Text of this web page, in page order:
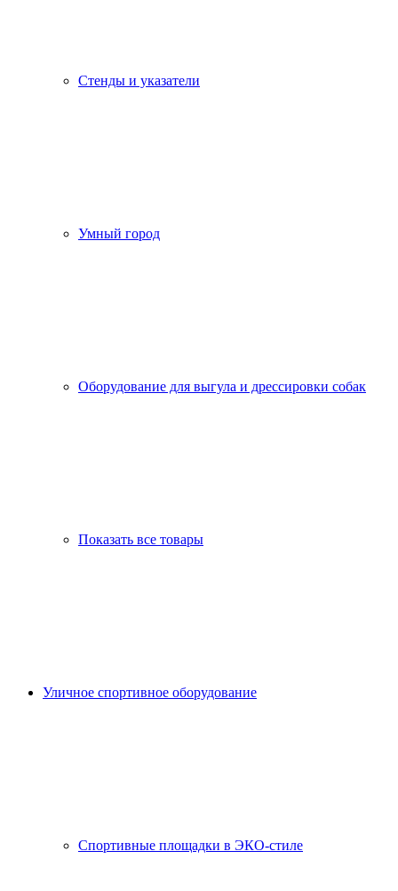
Стенды и указатели
Умный город
Оборудование для выгула и дрессировки собак
Показать все товары
Уличное спортивное оборудование
Спортивные площадки в ЭКО-стиле